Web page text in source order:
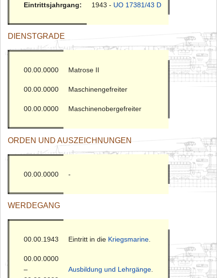
Eintrittsjahrgang: 1943 - UO 17381/43 D
DIENSTGRADE
00.00.0000 Matrose II
00.00.0000 Maschinengefreiter
00.00.0000 Maschinenobergefreiter
ORDEN UND AUSZEICHNUNGEN
00.00.0000 -
WERDEGANG
00.00.1943 Eintritt in die Kriegsmarine.
00.00.0000
–
Ausbildung und Lehrgänge.